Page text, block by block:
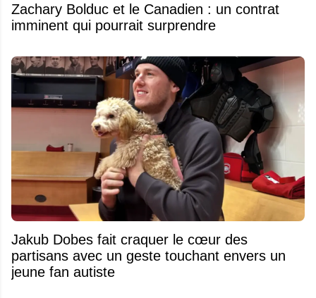
Zachary Bolduc et le Canadien : un contrat
imminent qui pourrait surprendre
Jakub Dobes fait craquer le cœur des
partisans avec un geste touchant envers un
jeune fan autiste